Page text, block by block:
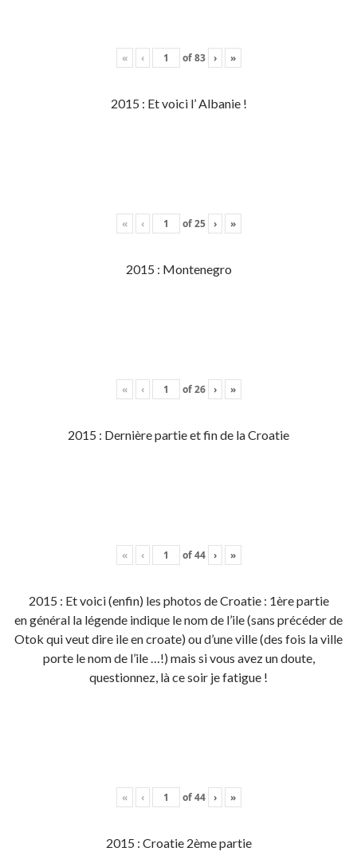
« ‹ of83 › »
2015 : Et voici l’ Albanie !
« ‹ of25 › »
2015 : Montenegro
« ‹ of26 › »
2015 : Dernière partie et fin de la Croatie
« ‹ of44 › »
2015 : Et voici (enfin) les photos de Croatie : 1ère partie
en général la légende indique le nom de l’ile (sans précéder de
Otok qui veut dire ile en croate) ou d’une ville (des fois la ville
porte le nom de l’ile …!) mais si vous avez un doute,
questionnez, là ce soir je fatigue !
« ‹ of44 › »
2015 : Croatie 2ème partie